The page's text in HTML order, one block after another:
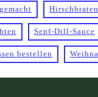
Hirschbraten
Senf-Dill-Sauce
bestellen